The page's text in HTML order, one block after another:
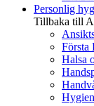
Personlig
Tillbaka till
Första
Halsa